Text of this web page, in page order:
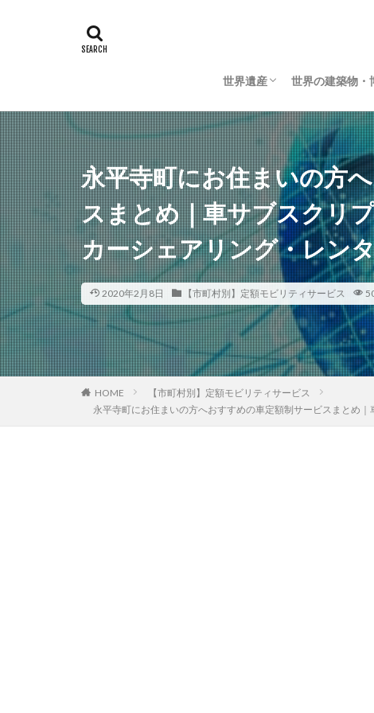
世界遺産
日本の世界遺産
海外の世界遺産
世界の建築物・
日本の建築物
海外の建築物
永平寺町にお住まいの方
スまとめ｜車サブスクリ
カーシェアリング・レン
2020年2月8日 【市町村別】定額モビリティサービス
HOME
【市町村別】定額モビリティサービス
永平寺町にお住まいの方へおすすめの車定額制サービスまとめ